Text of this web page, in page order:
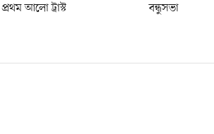
প্রথম আলো ট্রাস্ট বন্ধুসভা